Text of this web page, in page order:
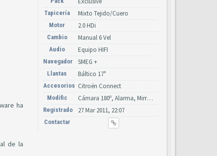
ha
de la
Tapicería Mixto Tejido/Cuero
Motor 2.0 HDi
Cambio Manual 6 Vel
Audio Equipo HIFI
Navegador SMEG +
Llantas Báltico 17"
Accesorios Citroën Connect
Modific Cámara 180º, Alarma, Mirror Screen, Bi-Xenón + LED
Registrado 27 Mar 2011, 22:07
Contactar